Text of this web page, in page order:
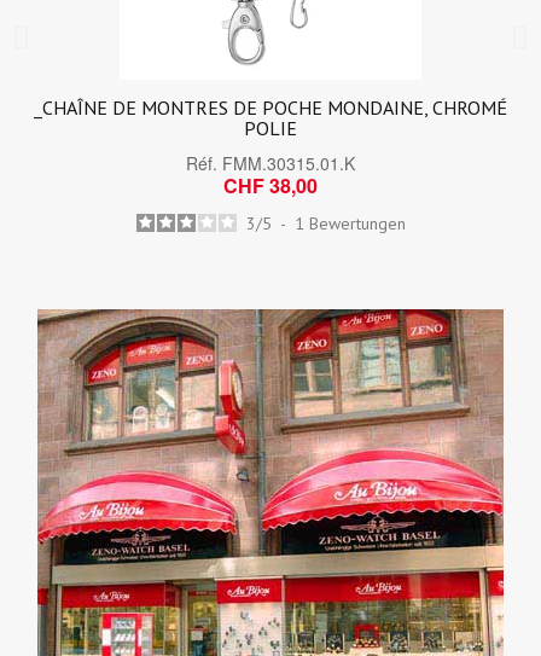
_CHAÎNE DE MONTRES DE POCHE MONDAINE, CHROMÉ
POLIE
Réf. FMM.30315.01.K
CHF 38,00
3/5 - 1 Bewertungen